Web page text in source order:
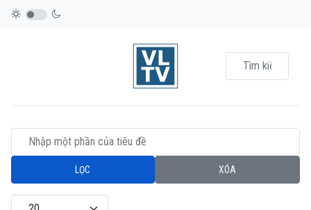
Nhập một phần của tiêu đề
LỌC XÓA
Hiển thị #